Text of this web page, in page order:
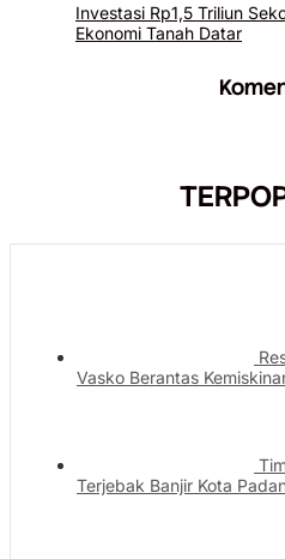
Investasi Rp1,5 Triliun
Ekonomi Tanah Datar
Vasko Berantas
Terjebak Banjir Kota